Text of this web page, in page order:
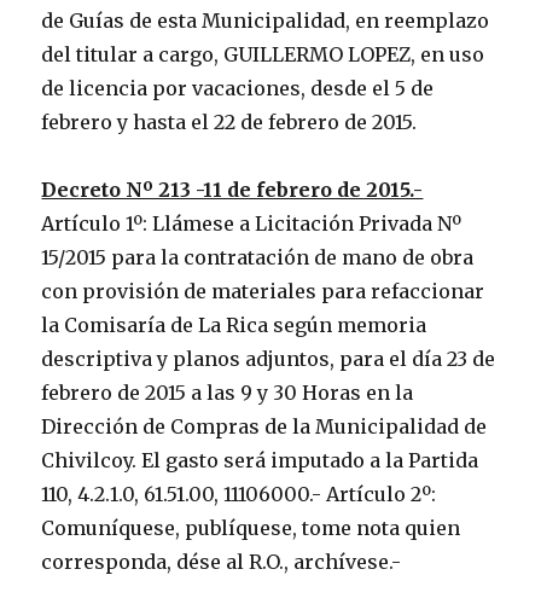
de Guías de esta Municipalidad, en reemplazo
del titular a cargo, GUILLERMO LOPEZ, en uso
de licencia por vacaciones, desde el 5 de
febrero y hasta el 22 de febrero de 2015.
Decreto Nº 213 -11 de febrero de 2015.-
Artículo 1º: Llámese a Licitación Privada Nº
15/2015 para la contratación de mano de obra
con provisión de materiales para refaccionar
la Comisaría de La Rica según memoria
descriptiva y planos adjuntos, para el día 23 de
febrero de 2015 a las 9 y 30 Horas en la
Dirección de Compras de la Municipalidad de
Chivilcoy. El gasto será imputado a la Partida
110, 4.2.1.0, 61.51.00, 11106000.- Artículo 2º:
Comuníquese, publíquese, tome nota quien
corresponda, dése al R.O., archívese.-